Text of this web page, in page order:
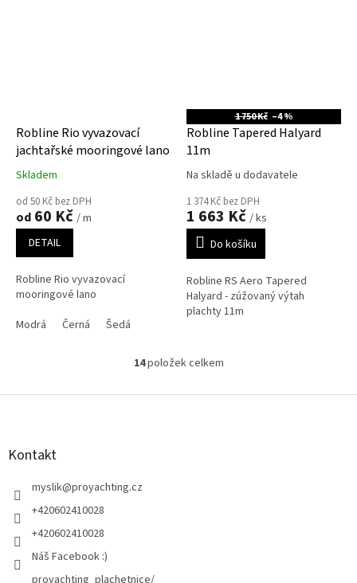
Robline Rio vyvazovací
jachtařské mooringové lano
Skladem
od 50 Kč bez DPH
od 60 Kč / m
DETAIL
Robline Rio vyvazovací
mooringové lano
Modrá
Černá Šedá
1 750 Kč –4 %
Robline Tapered Halyard
11m
Na skladě u dodavatele
1 374 Kč bez DPH
1 663 Kč / ks
Do košíku
Robline RS Aero Tapered
Halyard - zúžovaný výtah
plachty 11m
O
l
14položek celkem
Z
Kontakt
myslik@proyachting.cz
+420602410028
+420602410028
Náš Facebook :)
proyachting_plachetnice/